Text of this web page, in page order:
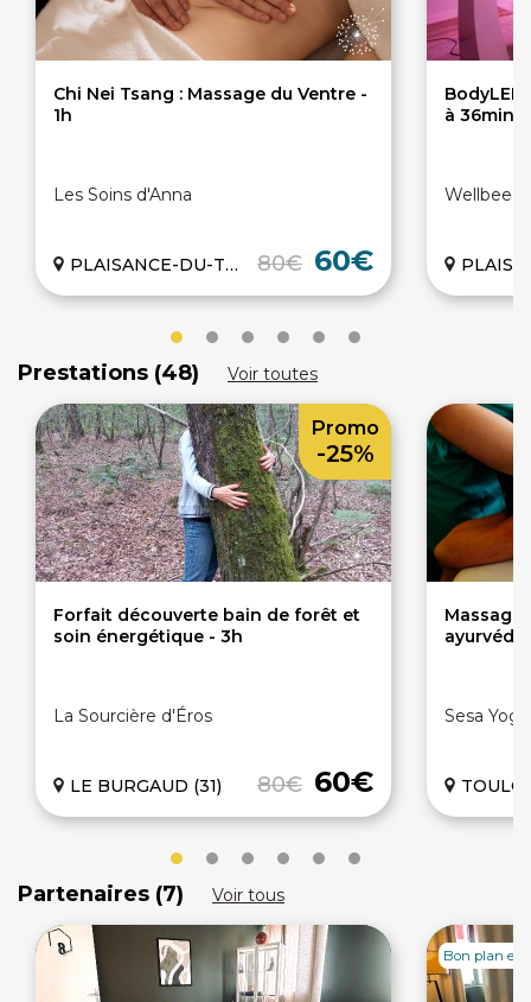
Chi Nei Tsang : Massage du Ventre -
1h
Les Soins d'Anna
80€ 60€
PLAISANCE-DU-TOUCH (31)
à 36min
Wellbee
Prestations (48) Voir toutes
Forfait découverte bain de forêt et
soin énergétique - 3h
La Sourcière d'Éros
80€ 60€
LE BURGAUD (31)
Promo
-25%
Massage
Sesa
Partenaires (7) Voir tous
Bon plan en